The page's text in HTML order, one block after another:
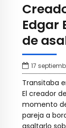
Edgar
de
17
Transitaba
El creador
momento
pareja a
asaltarlo